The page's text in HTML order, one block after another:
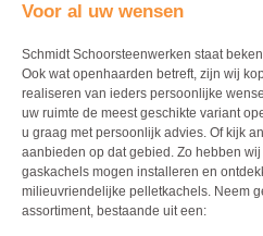
Voor al uw wensen
Schmidt Schoorsteenwerken staat
Ook wat openhaarden betreft, zijn wij
realiseren van ieders persoonlijke
uw ruimte de meest geschikte variant
u graag met persoonlijk advies. Of kijk
aanbieden op dat gebied. Zo hebben
gaskachels mogen installeren en
milieuvriendelijke pelletkachels. Neem
assortiment, bestaande uit een: